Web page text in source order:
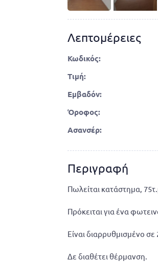
Λεπτομέρειες
Κωδικός:
Τιμή:
Εμβαδόν:
Όροφος:
Ασανσέρ:
Περιγραφή
Πωλείται κατάστημα,
Πρόκειται για ένα
Είναι διαρρυθμισμένο
Δε διαθέτει θέρμανση.